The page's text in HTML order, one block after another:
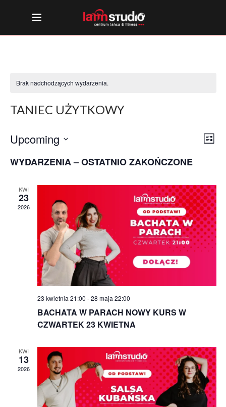
Brak nadchodzących wydarzenia.
TANIEC UŻYTKOWY
List
Upcoming
datę.
WYDARZENIA – OSTATNIO ZAKOŃCZONE
KWI
23
2026
23 kwietnia 21:00 -28 maja 22:00
BACHATA W PARACH NOWY KURS W
CZWARTEK 23 KWIETNA
KWI
13
2026